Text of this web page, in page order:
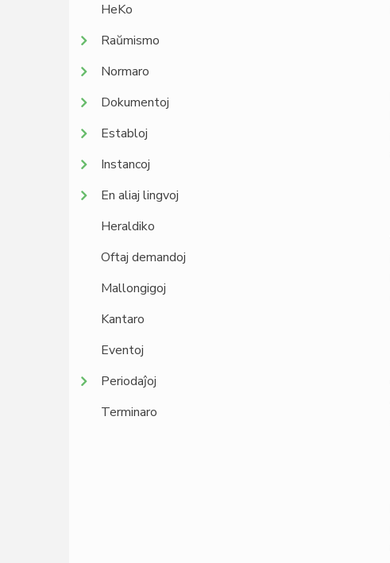
HeKo
Raŭmismo
Normaro
Dokumentoj
Establoj
Instancoj
En aliaj lingvoj
Heraldiko
Oftaj demandoj
Mallongigoj
Kantaro
Eventoj
Periodaĵoj
Terminaro